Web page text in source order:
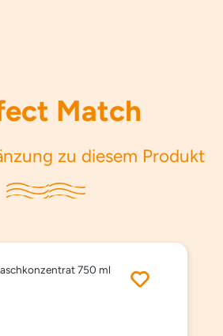
Match
zu diesem Produkt